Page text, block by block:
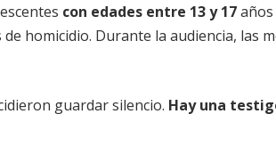
con edades entre 13 y 17
homicidio. Durante la audiencia, las
guardar silencio. Hay una